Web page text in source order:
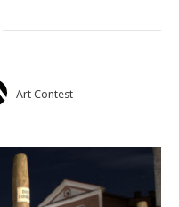
Art Contest